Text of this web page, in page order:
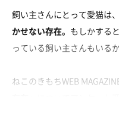
飼い主さんにとって愛猫は、
かせない存在。 もしかする
っている飼い主さんもいる
ねこのきもちWEB